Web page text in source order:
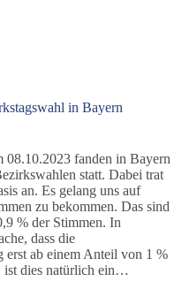
in Bayern
08.10.2023 fanden in Bayern
statt. Dabei trat
an. Es gelang uns auf
zu bekommen. Das sind
% der Stimmen. In
dass die
erst ab einem Anteil von 1 %
ist dies natürlich ein…